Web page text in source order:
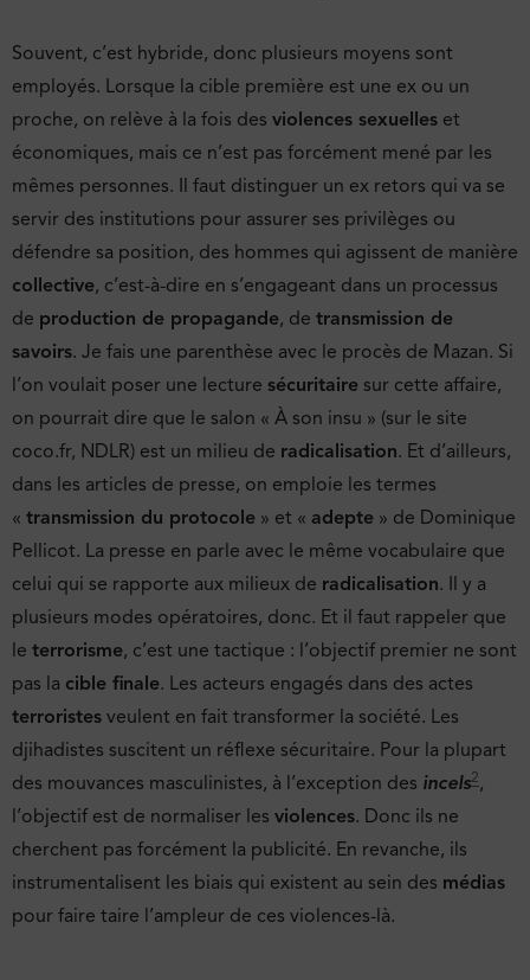
Souvent, c’est hybride, donc plusieurs moyens sont
employés. Lorsque la cible première est une ex ou un
proche, on relève à la fois des violences sexuelles et
économiques, mais ce n’est pas forcément mené par les
mêmes personnes. Il faut distinguer un ex retors qui va se
servir des institutions pour assurer ses privilèges ou
défendre sa position, des hommes qui agissent de manière
collective, c’est-à-dire en s’engageant dans un processus
de production de propagande, de transmission de
savoirs. Je fais une parenthèse avec le procès de Mazan. Si
l’on voulait poser une lecture sécuritaire sur cette affaire,
on pourrait dire que le salon « À son insu » (sur le site
coco.fr, NDLR) est un milieu de radicalisation. Et d’ailleurs,
dans les articles de presse, on emploie les termes
« transmission du protocole » et « adepte » de Dominique
Pellicot. La presse en parle avec le même vocabulaire que
celui qui se rapporte aux milieux de radicalisation. Il y a
plusieurs modes opératoires, donc. Et il faut rappeler que
le terrorisme, c’est une tactique : l’objectif premier ne sont
pas la cible finale. Les acteurs engagés dans des actes
terroristes veulent en fait transformer la société. Les
djihadistes suscitent un réflexe sécuritaire. Pour la plupart
des mouvances masculinistes, à l’exception des incels2,
l’objectif est de normaliser les violences. Donc ils ne
cherchent pas forcément la publicité. En revanche, ils
instrumentalisent les biais qui existent au sein des médias
pour faire taire l’ampleur de ces violences-là.